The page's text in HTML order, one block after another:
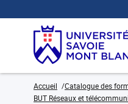
Accueil Catalogue des
BUT Réseaux et